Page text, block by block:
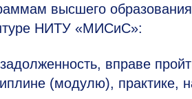
высшего
НИТУ «МИСиС»:
вправе
(модулю), практике,